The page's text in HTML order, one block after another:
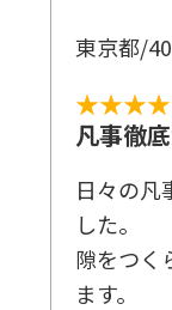
東京都/
凡事徹
日々の凡
した。
隙をつく
ます。